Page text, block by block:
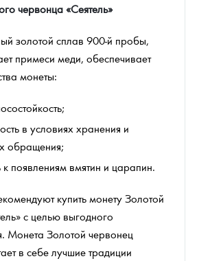
червонца «Сеятель»
золотой сплав 900-й пробы,
примеси меди, обеспечивает
монеты:
в условиях хранения и
обращения;
к появлениям вмятин и царапин.
купить монету Золотой
с целью выгодного
Монета Золотой червонец
в себе лучшие традиции